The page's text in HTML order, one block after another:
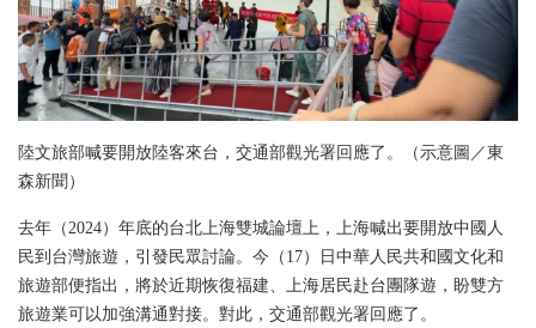
陸文旅部喊要開放陸客來台，交通部觀光署回應了。（示意圖／東
森新聞）
去年（2024）年底的台北上海雙城論壇上，上海喊出要開放中國人
民到台灣旅遊，引發民眾討論。今（17）日中華人民共和國文化和
旅遊部便指出，將於近期恢復福建、上海居民赴台團隊遊，盼雙方
旅遊業可以加強溝通對接。對此，交通部觀光署回應了。